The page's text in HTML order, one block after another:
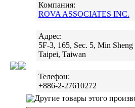
Компания:
ROVA ASSOCIATES INC.
Адрес:
5F-3, 165, Sec. 5, Min Sheng
Taipei, Taiwan
Телефон:
+886-2-27610272
Другие товары этого